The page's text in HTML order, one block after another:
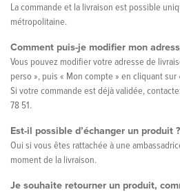
La commande et la livraison est possible
métropolitaine.
Comment puis-je modifier mon
Vous pouvez modifier votre adresse de
perso », puis « Mon compte » en cliquant
Si votre commande est déjà validée,
78 51.
Est-il possible d’échanger un produit ?
Oui si vous êtes rattachée à une
moment de la livraison.
Je souhaite retourner un produit,